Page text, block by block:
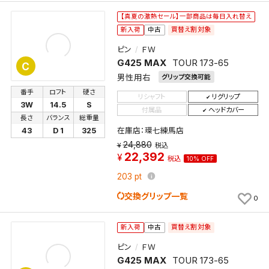
C
【真夏の激熱セール】一部商品は毎日入れ替え
新入荷
中古 買替え割対象
ピン ＦＷ
G425 MAX TOUR 173-65
男性用右
グリップ交換可能
番手
3W
ロフト
14.5
硬さ
S
長さ
43
バランス
D 1
総重量
325
リシャフト
リグリップ
付属品
ヘッドカバー
在庫店：環七練馬店
24,880 税込
22,392 税込 10% OFF
203 pt
交換グリップ一覧 0
新入荷 中古 買替え割対象
ピン ＦＷ
G425 MAX TOUR 173-65
くことができます。
検索条件
新着通知
新着通知を「する」にすると、この条件に一致する商品
が入荷した際に、メール及びお客様のアカウント内の
保存された検索条件は変更できません。
条件を変更したい場合は、マイページの「保存検索条
してください。
検索条件を保存
検索条件を保存しました。
これまで保存した検索条件は、マイページの「保存検
索条件一覧」で確認できます。